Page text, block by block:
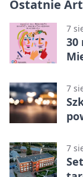
Ostatnie
7
30
7
7